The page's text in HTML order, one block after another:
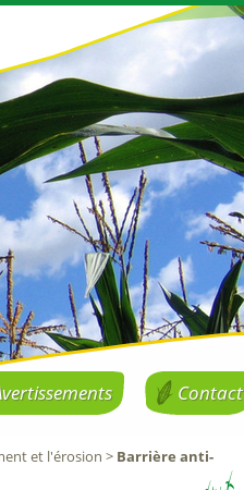
Contact
et l'érosion > Barrière anti-